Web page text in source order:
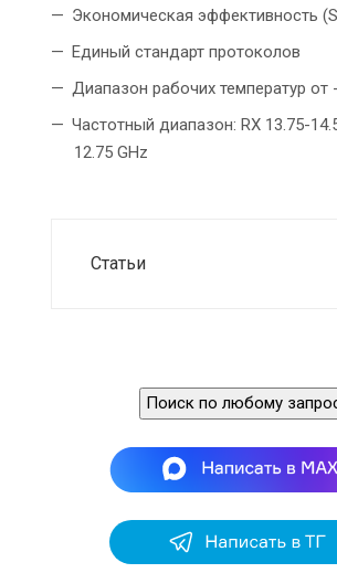
Экономическая эффективность
Единый стандарт протоколов
Диапазон рабочих температур от
Частотный диапазон: RX 13.75-
12.75 GHz
Статьи
Поиск по любому